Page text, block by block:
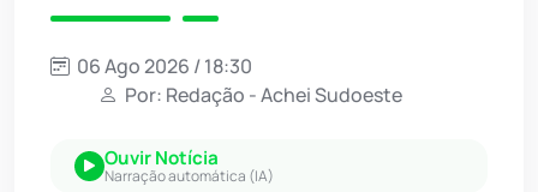
06 Ago 2026 / 18:30
Por: Redação - Achei Sudoeste
Ouvir Notícia
Narração automática (IA)